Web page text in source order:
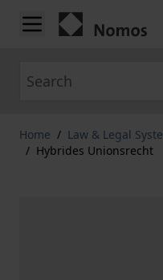
Skip to Content
Home / Law & Legal
/ Hybrides Unionsrecht